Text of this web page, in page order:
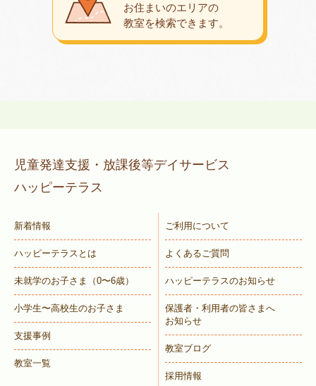
お住まいのエリアの
教室を検索できます。
児童発達支援・放課後等デイサービス
ハッピーテラス
新着情報
ハッピーテラスとは
未就学のお子さま （0〜6歳）
小学生〜高校生のお子さま
支援事例
教室一覧
ご利用について
よくあるご質問
ハッピーテラスのお知らせ
保護者・利用者の皆さまへ
お知らせ
教室ブログ
採用情報